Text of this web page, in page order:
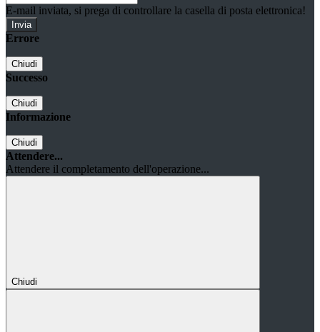
E-mail inviata, si prega di controllare la casella di posta elettronica!
Errore
Chiudi
Successo
Chiudi
Informazione
Chiudi
Attendere...
Attendere il completamento dell'operazione...
Chiudi